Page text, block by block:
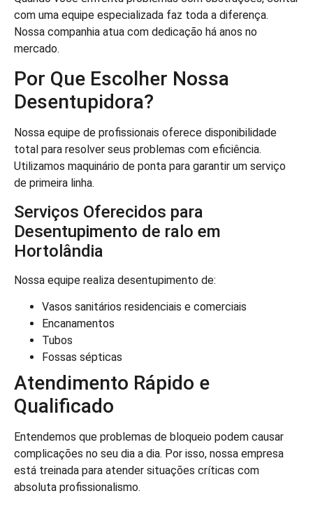
com uma equipe especializada faz toda a diferença.
Nossa companhia atua com dedicação há anos no
mercado.
Por Que Escolher Nossa
Desentupidora?
Nossa equipe de profissionais oferece disponibilidade
total para resolver seus problemas com eficiência.
Utilizamos maquinário de ponta para garantir um serviço
de primeira linha.
Serviços Oferecidos para
Desentupimento de ralo em
Hortolândia
Nossa equipe realiza desentupimento de:
Vasos sanitários residenciais e comerciais
Encanamentos
Tubos
Fossas sépticas
Atendimento Rápido e
Qualificado
Entendemos que problemas de bloqueio podem causar
complicações no seu dia a dia. Por isso, nossa empresa
está treinada para atender situações críticas com
absoluta profissionalismo.